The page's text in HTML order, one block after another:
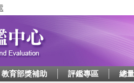
教育部獎補助 評鑑專區 總